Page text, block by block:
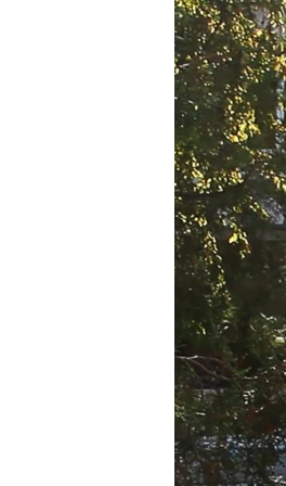
КРЫМ.НЕПОКОРЕННЫЙ
УКРАИНСКАЯ ПРОБЛЕМА КРЫМА